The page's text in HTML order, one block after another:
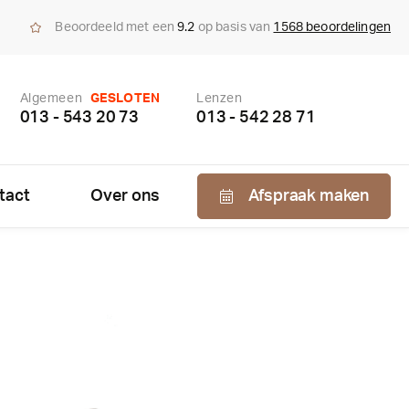
Beoordeeld met een9.2 op basis van 1568 beoordelingen
Algemeen GESLOTEN
013 - 543 20 73
Lenzen
013 - 542 28 71
Over ons Afspraak maken